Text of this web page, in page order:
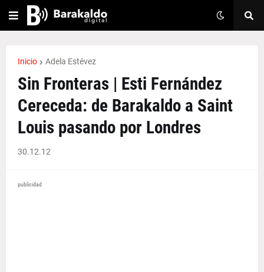
Inicio Adela Estévez
Sin Fronteras | Esti Fernández
Cereceda: de Barakaldo a Saint
Louis pasando por Londres
30.12.12
publicidad